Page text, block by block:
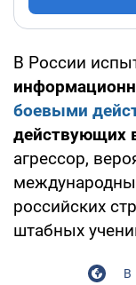
В России
боевыми
действующих
агрессор,
российских
штабных